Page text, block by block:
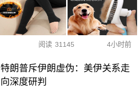
阅读 31145 4小时前
特朗普斥伊朗虚伪：美伊关系走
向深度研判